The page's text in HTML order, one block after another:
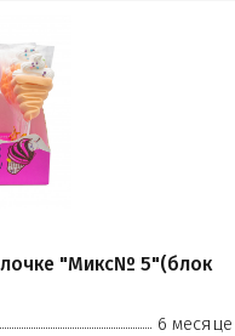
"Микс№ 5"(блок
6